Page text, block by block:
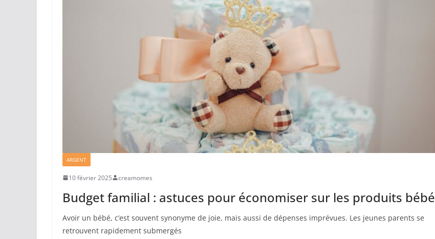
ARGENT
10 février 2025 creamomes
Budget familial : astuces pour économiser sur les produits bébé
Avoir un bébé, c’est souvent synonyme de joie, mais aussi de dépenses imprévues. Les jeunes parents se
retrouvent rapidement submergés